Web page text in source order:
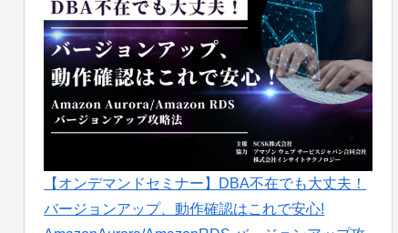
【オンデマンドセミナー】DBA不在でも大丈夫！
バージョンアップ、動作確認はこれで安心!